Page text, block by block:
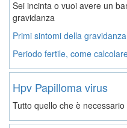
Sei incinta o vuoi avere un
gravidanza
Primi sintomi della
Periodo fertile, come
Hpv Papilloma virus
Tutto quello che è